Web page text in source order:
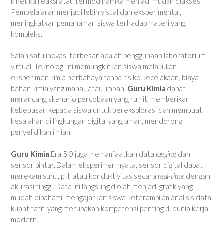
Pembelajaran menjadi lebih visual dan eksperimental,
meningkatkan pemahaman siswa terhadap materi yang
kompleks.
Salah satu inovasi terbesar adalah penggunaan laboratorium
virtual. Teknologi ini memungkinkan siswa melakukan
eksperimen kimia berbahaya tanpa risiko kecelakaan, biaya
bahan kimia yang mahal, atau limbah. Guru Kimia dapat
merancang skenario percobaan yang rumit, memberikan
kebebasan kepada siswa untuk bereksplorasi dan membuat
kesalahan di lingkungan digital yang aman, mendorong
penyelidikan ilmiah.
Guru Kimia Era 5.0 juga memanfaatkan data logging dan
sensor pintar. Dalam eksperimen nyata, sensor digital dapat
merekam suhu, pH, atau konduktivitas secara real-time dengan
akurasi tinggi. Data ini langsung diolah menjadi grafik yang
mudah dipahami, mengajarkan siswa keterampilan analisis data
kuantitatif, yang merupakan kompetensi penting di dunia kerja
modern.